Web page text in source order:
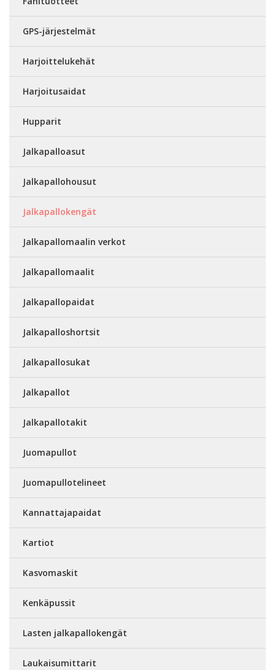
GPS-järjestelmät
Harjoittelukehät
Harjoitusaidat
Hupparit
Jalkapalloasut
Jalkapallohousut
Jalkapallokengät
Jalkapallomaalin verkot
Jalkapallomaalit
Jalkapallopaidat
Jalkapalloshortsit
Jalkapallosukat
Jalkapallot
Jalkapallotakit
Juomapullot
Juomapullotelineet
Kannattajapaidat
Kartiot
Kasvomaskit
Kenkäpussit
Lasten jalkapallokengät
Laukaisumittarit